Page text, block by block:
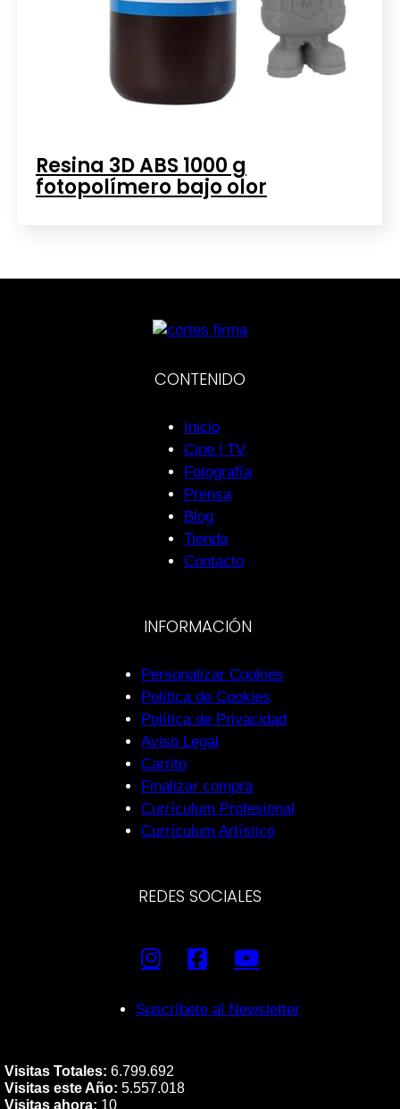
Resina 3D ABS 1000 g
fotopolímero bajo olor
CONTENIDO
Inicio
Cine | TV
Fotografía
Prensa
Blog
Tienda
Contacto
INFORMACIÓN
Personalizar Cookies
Política de Cookies
Política de Privacidad
Aviso Legal
Carrito
Finalizar compra
Currículum Profesional
Currículum Artístico
REDES SOCIALES
Suscríbete al Newsletter
Visitas Totales: 6.799.692
Visitas este Año: 5.557.018
Visitas ahora: 10